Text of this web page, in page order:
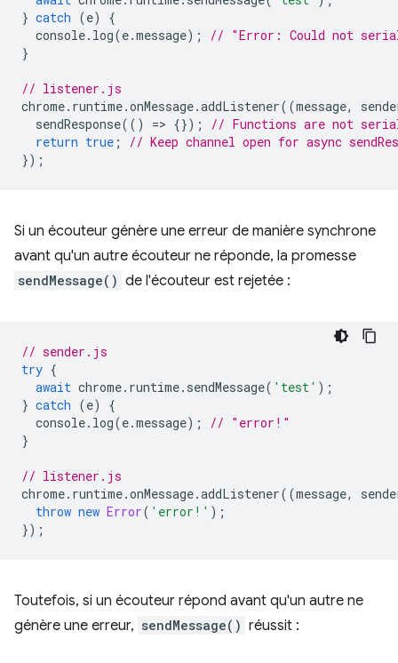
} catch (e)
{
console. log(e.message);
// "Error: Could not
}
// listener.js
chrome. runtime.onMessage.addListener((message,
sendResponse(() => {});
// Functions are not
return true ;
// Keep channel open for async
});
Si un écouteur génère une erreur de manière synchrone
avant qu'un autre écouteur ne réponde, la promesse
sendMessage() de l'écouteur est rejetée :
// sender.js
try {
await chrome. runtime. sendMessage( 'test' );
} catch (e)
{
console. log(e.message);
// "error!"
}
// listener.js
chrome. runtime.onMessage.addListener((message,
throw new Error( 'error!' );
});
Toutefois, si un écouteur répond avant qu'un autre ne
génère une erreur, sendMessage() réussit :